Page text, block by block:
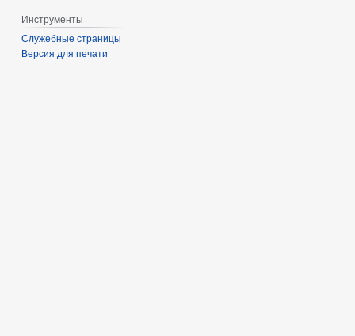
Инструменты
Служебные страницы
Версия для печати